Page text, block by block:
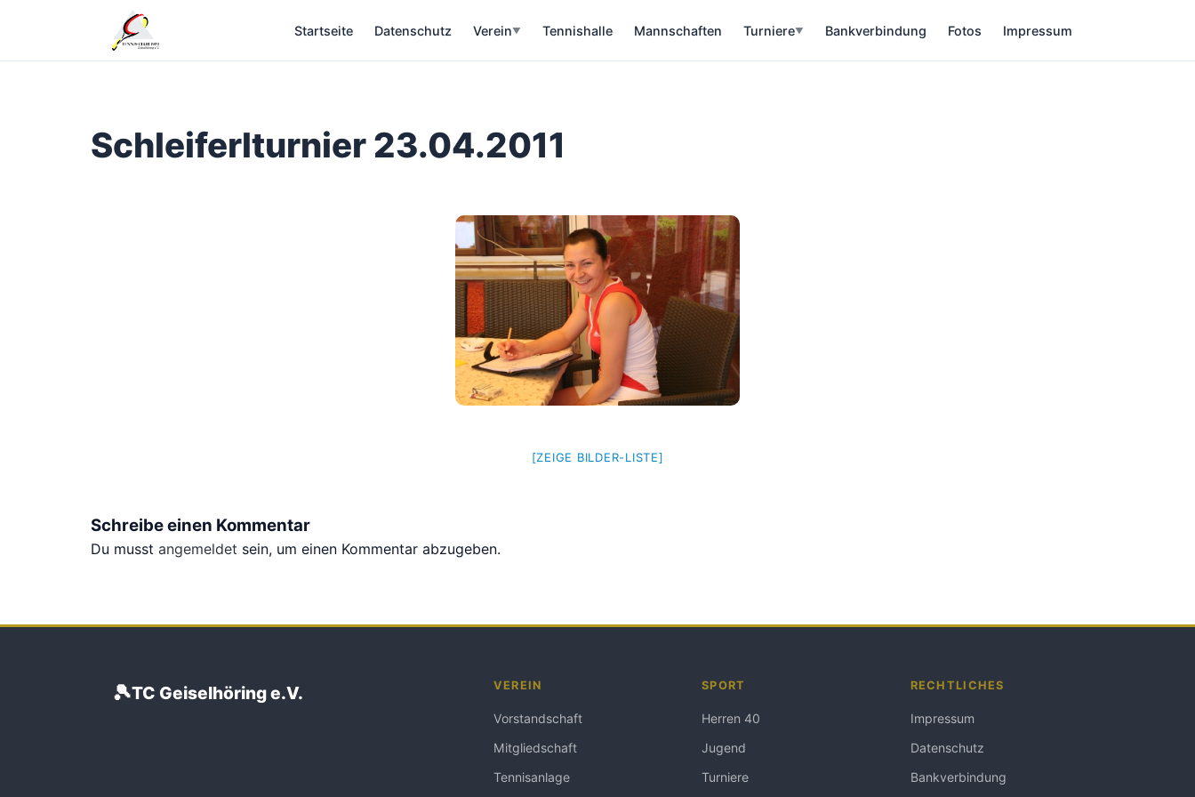
Startseite Datenschutz Verein▼ Tennishalle Mannschaften Turniere▼ Bankverbindung Fotos Impressum
Schleiferlturnier 23.04.2011
[ZEIGE BILDER-LISTE]
Schreibe einen Kommentar
Du musst angemeldet sein, um einen Kommentar abzugeben.
🎾TC Geiselhöring e.V. VEREIN
Vorstandschaft
Mitgliedschaft
Tennisanlage
SPORT
Herren 40
Jugend
Turniere
RECHTLICHES
Impressum
Datenschutz
Bankverbindung